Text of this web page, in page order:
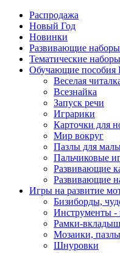
Распродажа
Новый Год
Новинки
Развивающие
Тематические
Обучающие пособия
Веселая
Всезнайка
Запуск речи
Играрики
Карточки для
Мир вокруг
Пазлы для
Пальчиковые
Развивающие
Развивающие
Игры на развитие
Бизиборды,
Инструменты
Рамки-
Мозаики, пазлы
Шнуровки